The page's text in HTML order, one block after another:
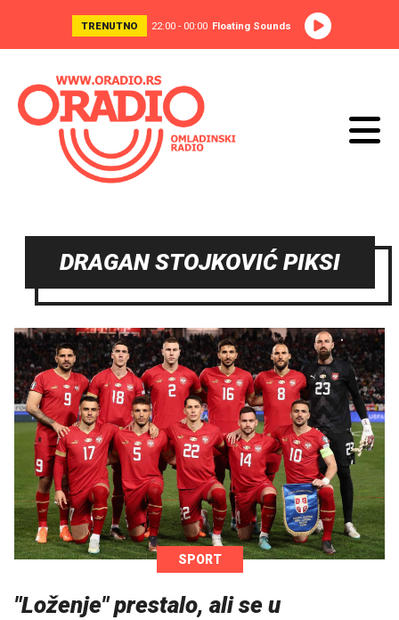
TRENUTNO 22:00 - 00:00 Floating Sounds
DRAGAN STOJKOVIĆ PIKSI
SPORT
"Loženje" prestalo, ali se u